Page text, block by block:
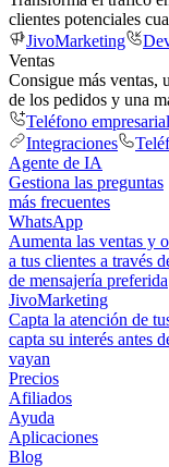
clientes potenciales
JivoMarketing
Ventas
Consigue más ventas,
de los pedidos y una
Teléfono
Integraciones
Agente de IA
Gestiona las preguntas
más frecuentes
WhatsApp
Aumenta las ventas y
a tus clientes a través
de mensajería preferida
JivoMarketing
Capta la atención de
capta su interés antes
vayan
Precios
Afiliados
Ayuda
Aplicaciones
Blog